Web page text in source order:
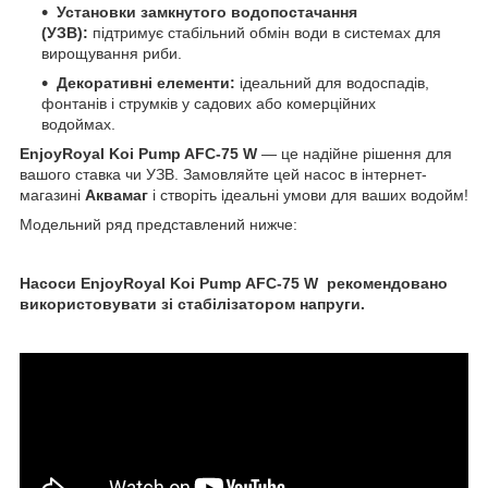
Установки замкнутого водопостачання
(УЗВ): підтримує стабільний обмін води в системах для
вирощування риби.
Декоративні елементи: ідеальний для водоспадів,
фонтанів і струмків у садових або комерційних
водоймах.
EnjoyRoyal Koi Pump AFC-75 W — це надійне рішення для
вашого ставка чи УЗВ. Замовляйте цей насос в інтернет-
магазині Аквамаг і створіть ідеальні умови для ваших водойм!
Модельний ряд представлений нижче:
Насоси EnjoyRoyal Koi Pump AFC-75 W рекомендовано
використовувати зі стабілізатором напруги.